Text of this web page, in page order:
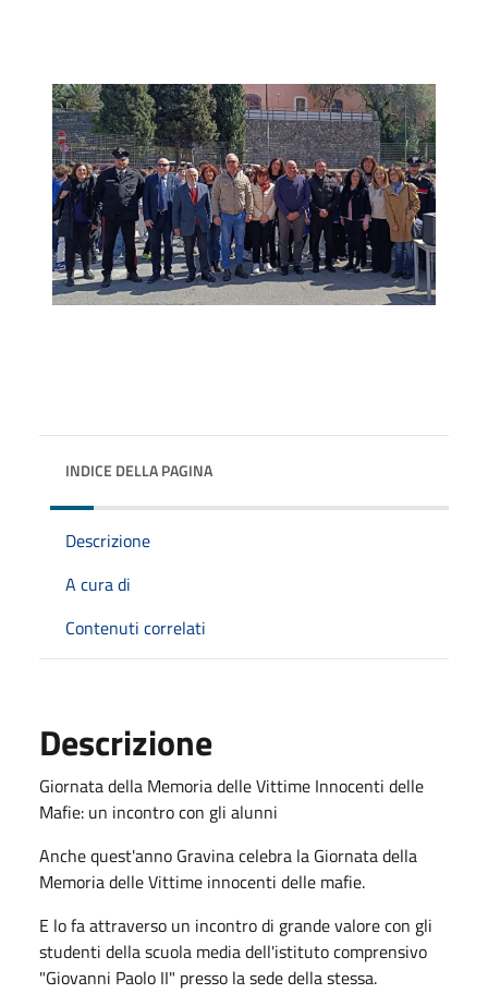
INDICE DELLA PAGINA
Descrizione
A cura di
Contenuti correlati
Descrizione
Giornata della Memoria delle Vittime Innocenti delle
Mafie: un incontro con gli alunni
Anche quest'anno Gravina celebra la Giornata della
Memoria delle Vittime innocenti delle mafie.
E lo fa attraverso un incontro di grande valore con gli
studenti della scuola media dell'istituto comprensivo
"Giovanni Paolo II" presso la sede della stessa.